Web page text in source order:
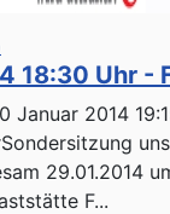
18:30 Uhr -
Januar 2014
29.01.2014
F...